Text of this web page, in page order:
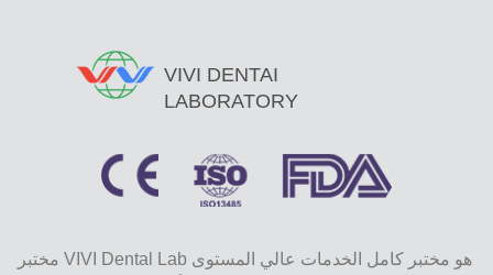
VIVI DENTAI
LABORATORY
مختبر VIVI Dental Lab هو مختبر كامل الخدمات عالي المستوى